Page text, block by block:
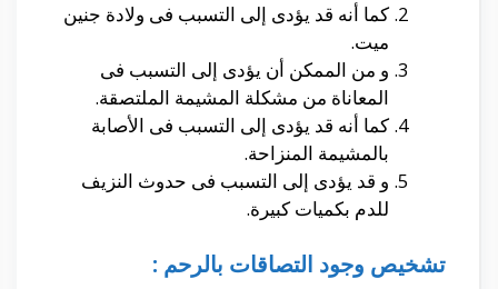
كما أنه قد يؤدى إلى التسبب فى ولادة جنين
ميت.
و من الممكن أن يؤدى إلى التسبب فى
المعاناة من مشكلة المشيمة الملتصقة.
كما أنه قد يؤدى إلى التسبب فى الأصابة
بالمشيمة المنزاحة.
و قد يؤدى إلى التسبب فى حدوث النزيف
للدم بكميات كبيرة.
تشخيص وجود التصاقات بالرحم :